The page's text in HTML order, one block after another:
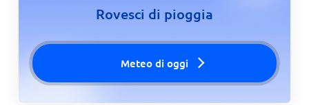
Rovesci di pioggia
Meteo di oggi